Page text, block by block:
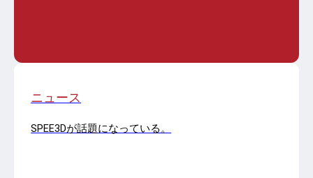
ニュース
SPEE3Dが話題になっている。